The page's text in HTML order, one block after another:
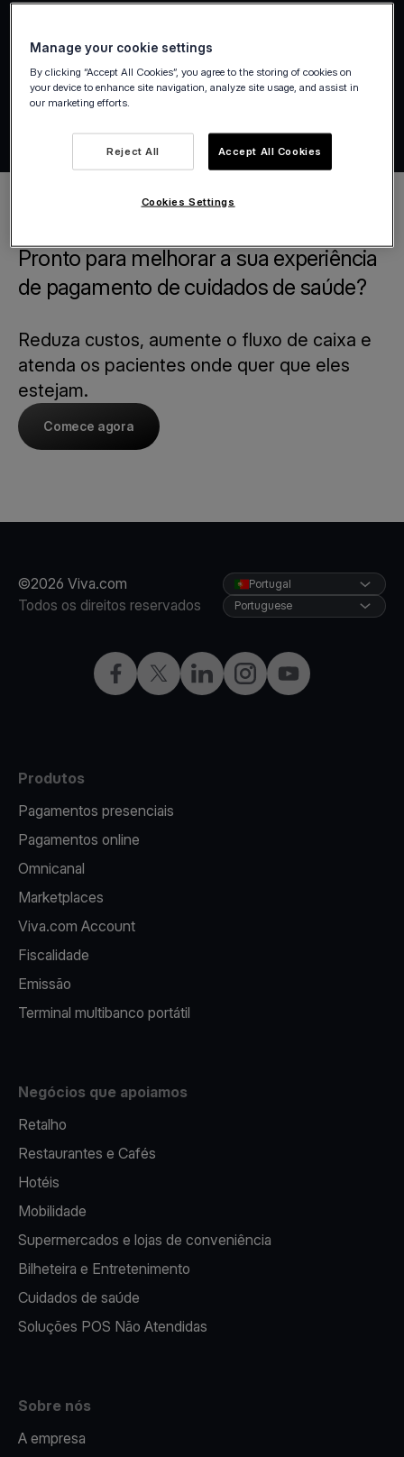
Pronto para melhorar a sua experiência
de pagamento de cuidados de saúde?
Reduza custos, aumente o fluxo de caixa e
atenda os pacientes onde quer que eles
estejam.
Comece agora
©2026 Viva.com
Todos os direitos reservados
FacebookTwitterLinkedInInstagramYouTube
Portugal
Portuguese
Produtos
Pagamentos presenciais
Pagamentos online
Omnicanal
Marketplaces
Viva.com Account
Fiscalidade
Emissão
Terminal multibanco portátil
Negócios que apoiamos
Retalho
Restaurantes e Cafés
Hotéis
Mobilidade
Supermercados e lojas de conveniência
Bilheteira e Entretenimento
Cuidados de saúde
Soluções POS Não Atendidas
Sobre nós
A empresa
Manage your cookie settings
By clicking “Accept All Cookies”, you agree to the storing of cookies on
your device to enhance site navigation, analyze site usage, and assist in
our marketing efforts.
Reject All Accept All Cookies
Cookies Settings